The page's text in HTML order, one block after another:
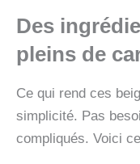
Des
pleins de
Ce qui rend ces
simplicité. Pas
compliqués. Voici